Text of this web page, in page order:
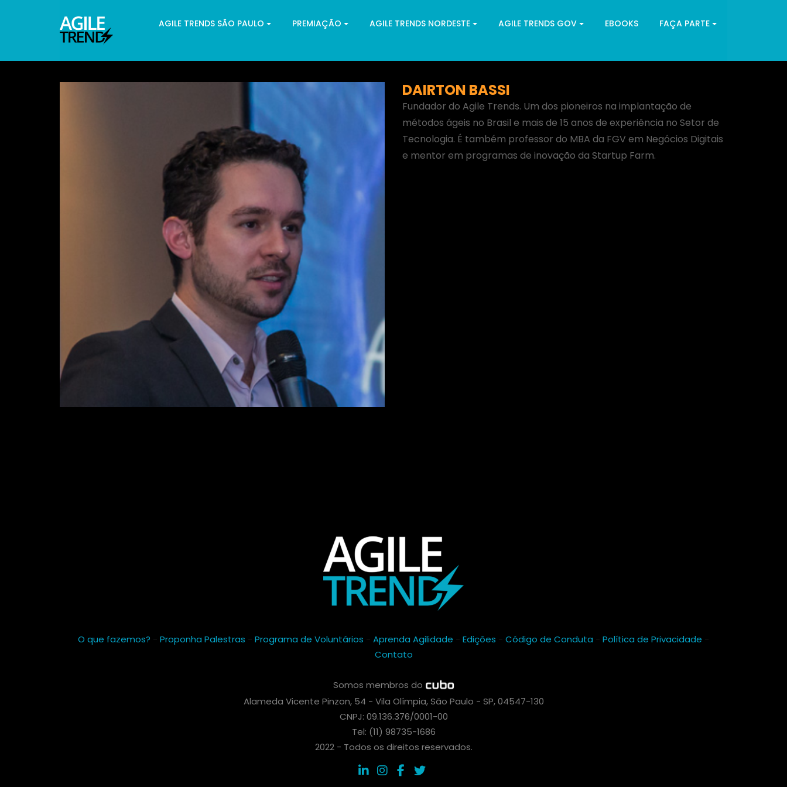
AGILE TRENDS SÃO PAULO PREMIAÇÃO AGILE TRENDS NORDESTE AGILE TRENDS GOV EBOOKS FAÇA PARTE
DAIRTON BASSI
Fundador do Agile Trends. Um dos pioneiros na implantação de
métodos ágeis no Brasil e mais de 15 anos de experiência no Setor de
Tecnologia. É também professor do MBA da FGV em Negócios Digitais
e mentor em programas de inovação da Startup Farm.
O que fazemos? - Proponha Palestras - Programa de Voluntários - Aprenda Agilidade - Edições - Código de Conduta - Política de Privacidade -
Contato
Somos membros do
Alameda Vicente Pinzon, 54 - Vila Olímpia, São Paulo - SP, 04547-130
CNPJ: 09.136.376/0001-00
Tel: (11) 98735-1686
2022 - Todos os direitos reservados.